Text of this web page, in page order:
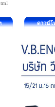
ดาวน์โ